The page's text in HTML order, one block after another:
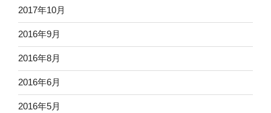
2017年10月
2016年9月
2016年8月
2016年6月
2016年5月